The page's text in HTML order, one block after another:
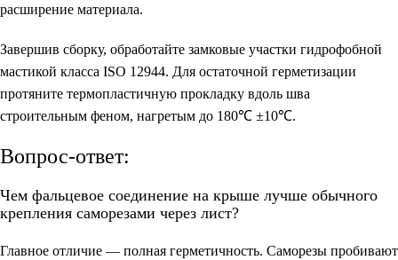
расширение материала.
Завершив сборку, обработайте замковые участки гидрофобной
мастикой класса ISO 12944. Для остаточной герметизации
протяните термопластичную прокладку вдоль шва
строительным феном, нагретым до 180℃ ±10℃.
Вопрос-ответ:
Чем фальцевое соединение на крыше лучше обычного
крепления саморезами через лист?
Главное отличие — полная герметичность. Саморезы пробивают